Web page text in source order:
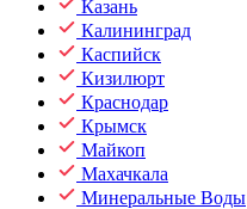
Казань
Калининград
Каспийск
Кизилюрт
Краснодар
Крымск
Майкоп
Махачкала
Минеральные Воды